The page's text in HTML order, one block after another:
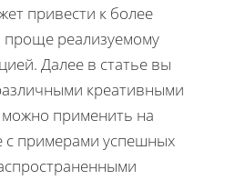
привести к более
проще реализуемому
Далее в статье вы
креативными
применить на
с примерами успешных